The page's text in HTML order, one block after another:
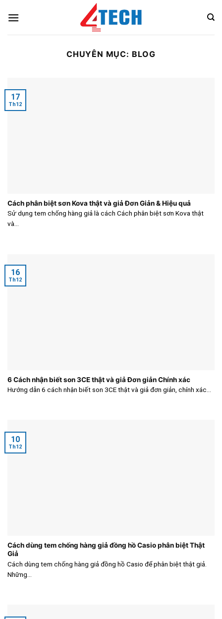
CHUYÊN MỤC: BLOG
Cách phân biệt sơn Kova thật và giả Đơn Giản & Hiệu quả
Sử dụng tem chống hàng giả là cách Cách phân biệt sơn Kova thật
và...
17
Th12
6 Cách nhận biết son 3CE thật và giả Đơn giản Chính xác
Hướng dẫn 6 cách nhận biết son 3CE thật và giả đơn giản, chính xác...
16
Th12
Cách dùng tem chống hàng giả đồng hồ Casio phân biệt Thật
Giả
Cách dùng tem chống hàng giả đồng hồ Casio để phân biệt thật giả.
Những...
10
Th12